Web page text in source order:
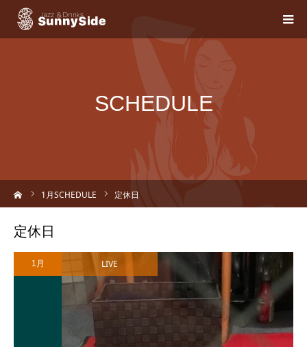
SCHEDULE
1 月SCHEDULE 定休日
定休日
1月 LIVE